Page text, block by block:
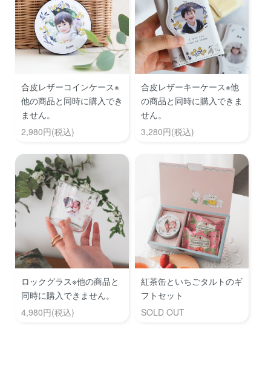
合皮レザーコインケース※
他の商品と同時に購入でき
ません。
2,980円(税込)
合皮レザーキーケース※他
の商品と同時に購入できま
せん。
3,280円(税込)
ロックグラス※他の商品と
同時に購入できません。
4,980円(税込)
紅茶缶といちごタルトのギ
フトセット
SOLD OUT